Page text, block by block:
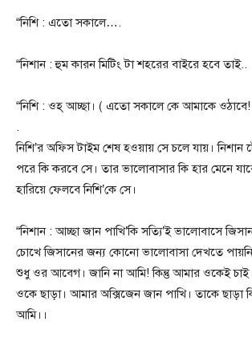
“নিশি : এতো সকালে….
“নিশান : হুম কারন মিটিং টা শহরের বাইরে হবে তাই..
“নিশি : ওহ্ আচ্ছা। ( এতো সকালে কে আমাকে
.
নিশি’র অফিস টাইম শেষ হওয়ায় সে চলে যায়। নিশান
পরে কি করবে সে।‌ তার ভালোবাসার কি হার মেনে
হারিয়ে ফেলবে নিশি’কে সে।‌
“নিশান : আচ্ছা জান পাখি’কি সত্যি’ই ভালোবাসে
চোখে জিসানের জন্য কোনো ভালোবাসা দেখতে
শুধু ওর আবেগ। জানি না আমি! কিন্তু আমার ওকেই
ওকে ছাড়া। আমার অক্সিজেন জান পাখি। তাকে ছাড়া
আমি।।